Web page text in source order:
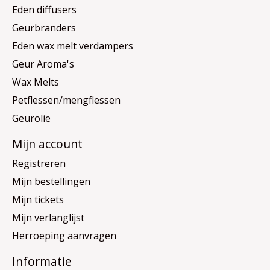
Eden diffusers
Geurbranders
Eden wax melt verdampers
Geur Aroma's
Wax Melts
Petflessen/mengflessen
Geurolie
Mijn account
Registreren
Mijn bestellingen
Mijn tickets
Mijn verlanglijst
Herroeping aanvragen
Informatie